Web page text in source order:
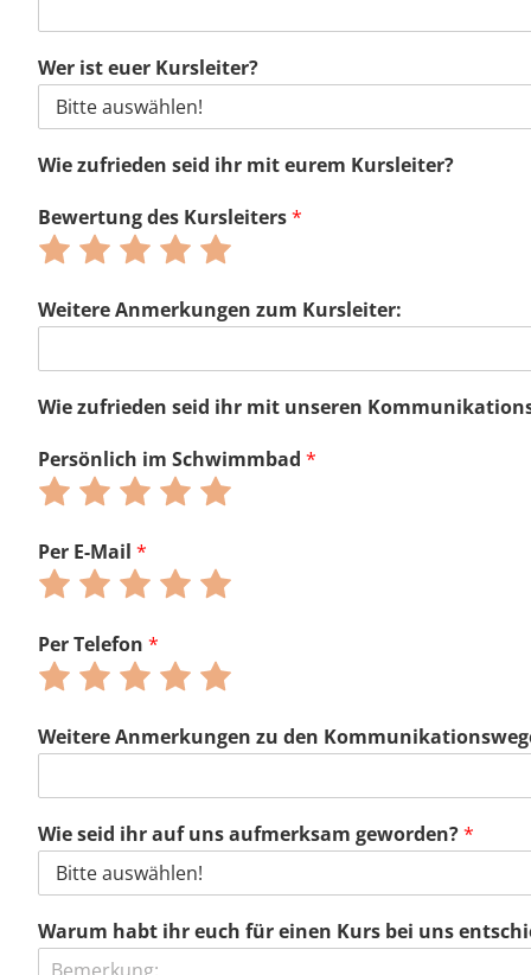
Wer ist euer Kursleiter?
Wie zufrieden seid ihr mit eurem Kursleiter?
Bewertung des Kursleiters*
Bewerte
1
von
Bewerte
2
von
Bewerte
3
von
Bewerte
4
von
Bewerte
5
von
Weitere Anmerkungen zum Kursleiter:
Wie zufrieden seid ihr mit unseren
Persönlich im Schwimmbad *
Bewerte
1
von
5
Bewerte
2
von
5
Bewerte
3
von
5
Bewerte
von
5
Bewerte
von
5
Per E-Mail *
Bewerte
1
von
5
Bewerte
2
von
5
Bewerte
3
von
5
Bewerte
von
5
Bewerte
von
5
Per Telefon *
Bewerte
1
von
Bewerte
2
von
Bewerte
3
von
Bewerte
4
von
Bewerte
5
von
Weitere Anmerkungen zu den
Wie seid ihr auf uns aufmerksam geworden?*
Warum habt ihr euch für einen Kurs bei uns